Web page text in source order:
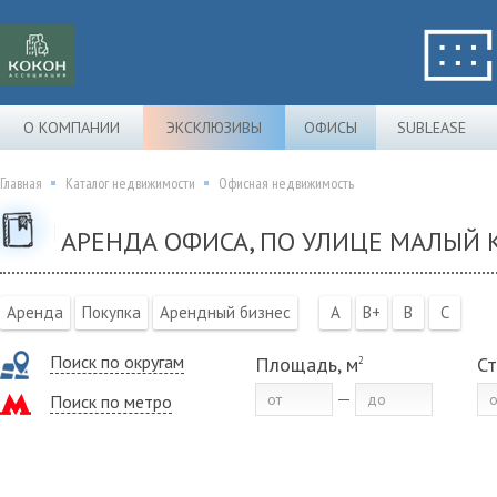
О КОМПАНИИ ЭКСКЛЮЗИВЫ ОФИСЫ SUBLEASE
Главная Каталог недвижимости Офисная недвижимость
АРЕНДА ОФИСА, ПО УЛИЦЕ МАЛЫЙ
Аренда Покупка Арендный бизнес A B+ B C
Поиск по округам
Поиск по метро
Площадь, м2